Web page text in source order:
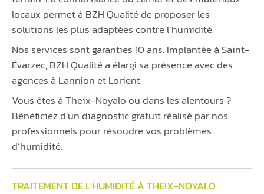
locaux permet à BZH Qualité de proposer les
solutions les plus adaptées contre l’humidité.
Nos services sont garanties 10 ans. Implantée à Saint-
Évarzec, BZH Qualité a élargi sa présence avec des
agences à Lannion et Lorient.
Vous êtes à Theix-Noyalo ou dans les alentours ?
Bénéficiez d’un diagnostic gratuit réalisé par nos
professionnels pour résoudre vos problèmes
d’humidité.
TRAITEMENT DE L'HUMIDITÉ À THEIX-NOYALO